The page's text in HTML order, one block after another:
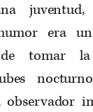
era
tomar
observador